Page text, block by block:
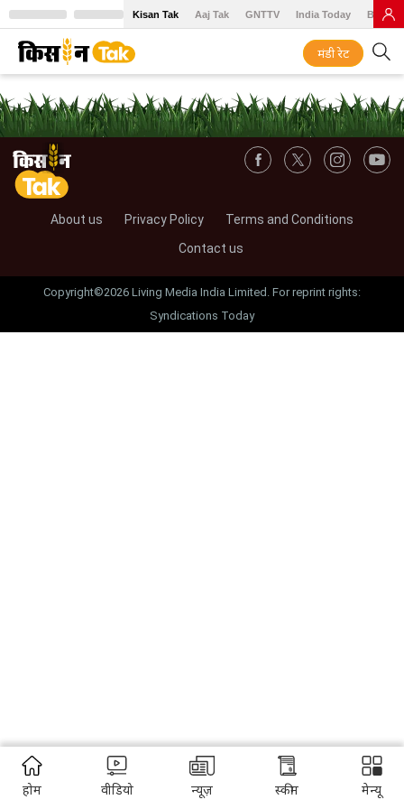
Kisan Tak Aaj Tak GNTTV India Today BT
मंडी रेट
About us Privacy Policy
Terms and Conditions
Contact us
Copyright©2026 Living Media India Limited. For reprint rights:
Syndications Today
होम वीडियो न्यूज़ स्कीम मेन्यू